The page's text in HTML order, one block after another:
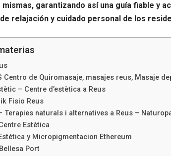
mismas, garantizando así una guía fiable y
relajación y cuidado personal de los
Centro de Quiromasaje, masajes reus, Masaje
– Centre d’estètica a Reus
Fisio Reus
Terapies naturals i alternatives a Reus –
Estètica
y Micropigmentacion Ethereum
Port